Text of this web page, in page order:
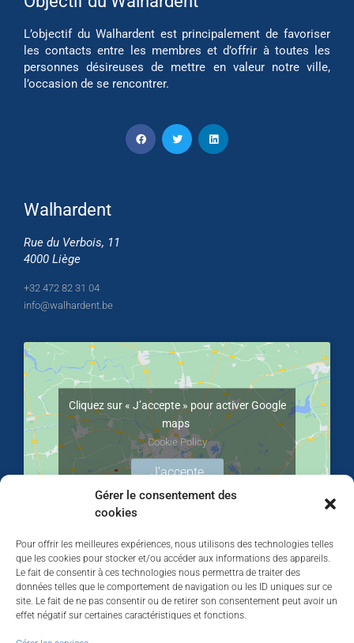
Gérer le consentement des
cookies
Pour offrir les meilleures expériences, nous utilisons des technologies telles
que les cookies pour stocker et/ou accéder aux informations des appareils.
Le fait de consentir à ces technologies nous permettra de traiter des
données telles que le comportement de navigation ou les ID uniques sur ce
site. Le fait de ne pas consentir ou de retirer son consentement peut avoir un
effet négatif sur certaines caractéristiques et fonctions.
L’objectif du Walhardent est principalement de favoriser
les contacts entre les membres et d’offrir à toutes les
personnes désireuses de mettre en valeur notre ville,
l’occasion de se rencontrer.
Walhardent
Rue du Verbois, 11
4000 Liège
+32 472 82 31 04
info@walhardent.be
Cliquez sur « J’accepte » pour activer Google
maps
Cookie Policy
J’accepte